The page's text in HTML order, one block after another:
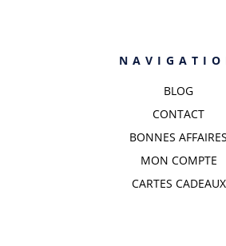
BLOG
CONTACT
BONNES AFFAIRES
MON COMPTE
CARTES CADEAUX